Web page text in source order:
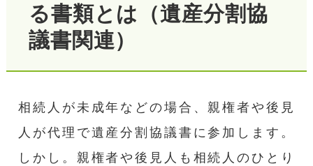
る書類とは（遺産分割協
議書関連）
相続人が未成年などの場合、親権者や後見
人が代理で遺産分割協議書に参加します。
しかし。親権者や後見人も相続人のひとり